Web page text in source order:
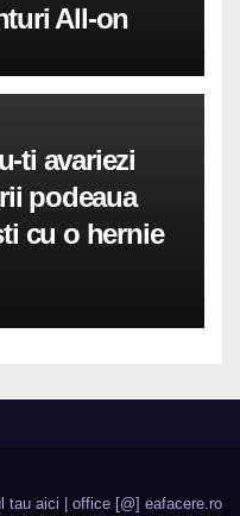
All-on
ti avariezi
podeaua
cu o hernie
tau aici | office [@] eafacere.ro